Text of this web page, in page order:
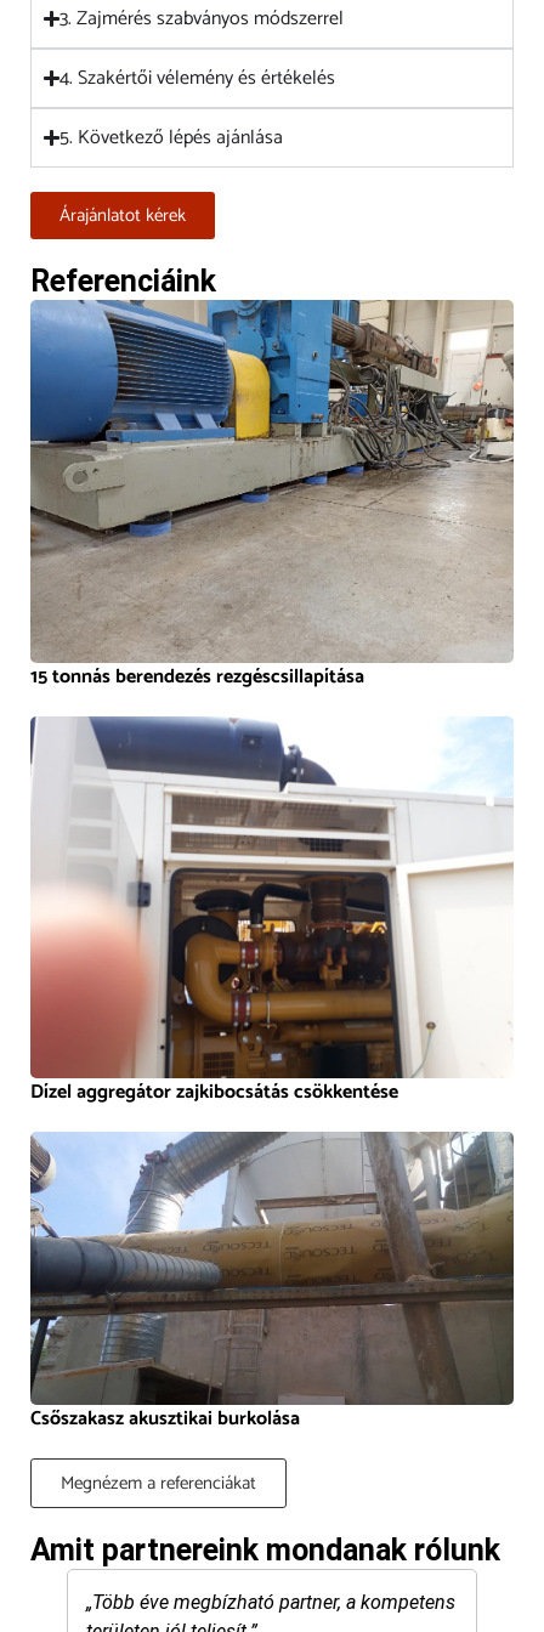
3. Zajmérés szabványos módszerrel
4. Szakértői vélemény és értékelés
5. Következő lépés ajánlása
Árajánlatot kérek
Referenciáink
15 tonnás berendezés rezgéscsillapítása
Dízel aggregátor zajkibocsátás csökkentése
Csőszakasz akusztikai burkolása
Megnézem a referenciákat
Amit partnereink mondanak rólunk
„Több éve megbízható partner, a kompetens